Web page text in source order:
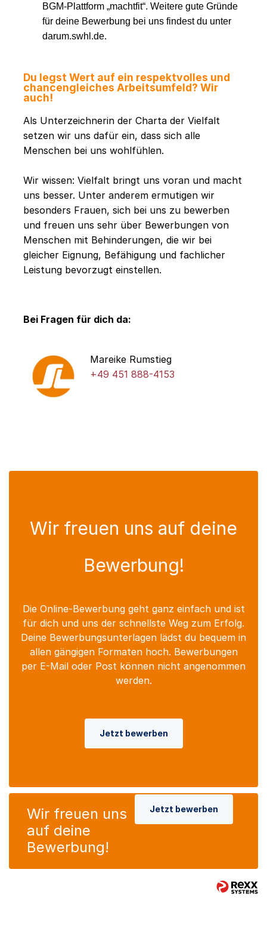
BGM-Plattform „machtfit“. Weitere gute Gründe
für deine Bewerbung bei uns findest du unter
darum.swhl.de.
Du legst Wert auf ein respektvolles und
chancengleiches Arbeitsumfeld? Wir
auch!
Als Unterzeichnerin der Charta der Vielfalt
setzen wir uns dafür ein, dass sich alle
Menschen bei uns wohlfühlen.
Wir wissen: Vielfalt bringt uns voran und macht
uns besser. Unter anderem ermutigen wir
besonders Frauen, sich bei uns zu bewerben
und freuen uns sehr über Bewerbungen von
Menschen mit Behinderungen, die wir bei
gleicher Eignung, Befähigung und fachlicher
Leistung bevorzugt einstellen.
Bei Fragen für dich da:
Mareike Rumstieg
+49 451 888-4153
Wir freuen uns auf deine
Bewerbung!
Die Online-Bewerbung geht ganz einfach und ist
für dich und uns der schnellste Weg zum Erfolg.
Deine Bewerbungsunterlagen lädst du bequem in
allen gängigen Formaten hoch. Bewerbungen
per E-Mail oder Post können nicht angenommen
werden.
Jetzt bewerben
Wir freuen uns
auf deine
Bewerbung!
Jetzt bewerben